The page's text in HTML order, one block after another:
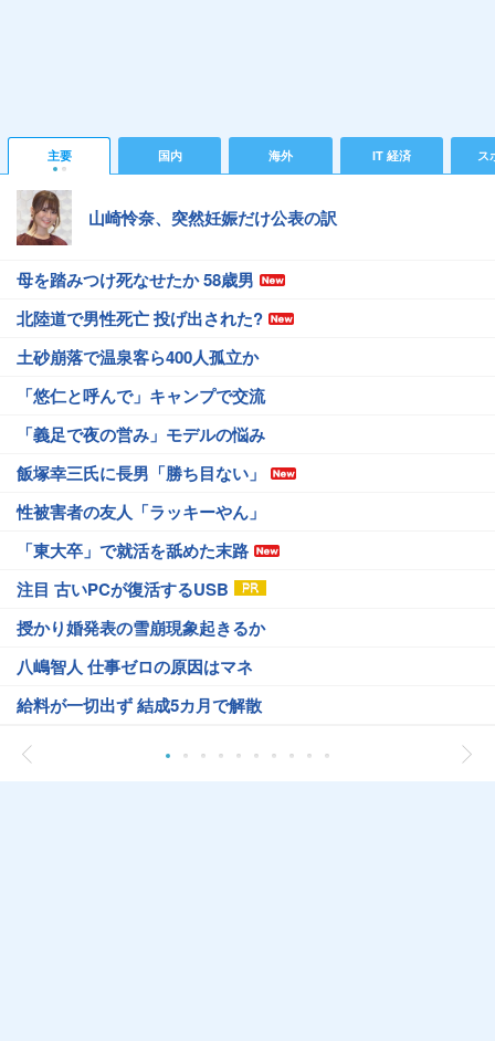
主要 国内 海外 IT 経済 ス
山崎怜奈、突然妊娠だけ公表の訳
母を踏みつけ死なせたか 58歳男
北陸道で男性死亡 投げ出された?
土砂崩落で温泉客ら400人孤立か
「悠仁と呼んで」キャンプで交流
「義足で夜の営み」モデルの悩み
飯塚幸三氏に長男「勝ち目ない」
性被害者の友人「ラッキーやん」
「東大卒」で就活を舐めた末路
注目 古いPCが復活するUSB
授かり婚発表の雪崩現象起きるか
八嶋智人 仕事ゼロの原因はマネ
給料が一切出ず 結成5カ月で解散